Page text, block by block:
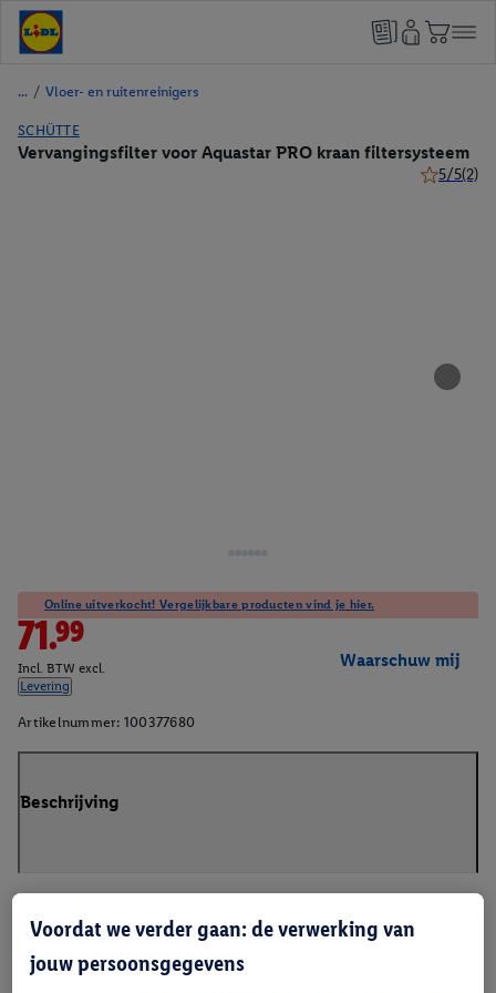
/ Vloer- en ruitenreinigers
SCHÜTTE
Vervangingsfilter voor Aquastar PRO kraan filtersysteem
5/5(2)
Online uitverkocht! Vergelijkbare producten vind je hier.
71.99
Incl. BTW excl.
Levering
Waarschuw mij
Artikelnummer: 100377680
Beschrijving
Voordat we verder gaan: de verwerking van
jouw persoonsgegevens